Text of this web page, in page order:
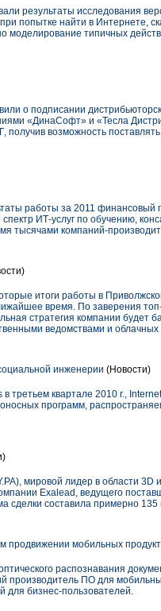
результаты исследования
попытке найти в Интернете,
типичных
о подписании
«ДинаСофт» и «Тесла
возможность
работы за 2011 финансовый
ИТ-услуг по обучению,
тысячами компаний-
итоги работы в
время. По заверения
стратегия компании будет
ведомствами и облачных
инженерии (Новости)
квартале 2010 г.,
программ,
мировой лидер в области
Exalead, ведущего
сделки составила примерно
продвижении мобильных
распознавания
производитель ПО для
для бизнес-пользователей.